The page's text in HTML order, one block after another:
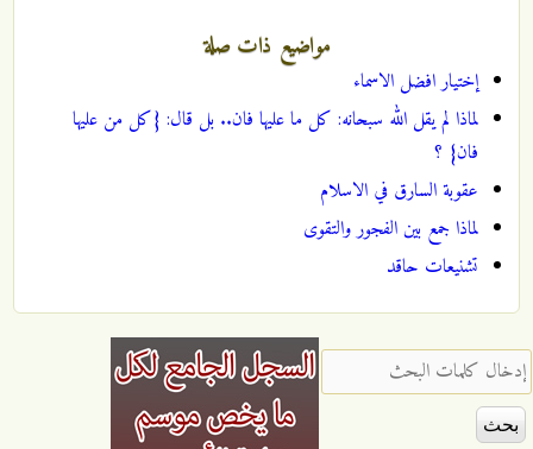
مواضيع ذات صلة
إختيار افضل الاسماء
لماذا لم يقل الله سبحانه: كل ما عليها فان.. بل قال: {كل من عليها
فان} ؟
عقوبة السارق في الاسلام
لماذا جمع بين الفجور والتقوى
تشنيعات حاقد
‏إدخال كلمات البحث ‏